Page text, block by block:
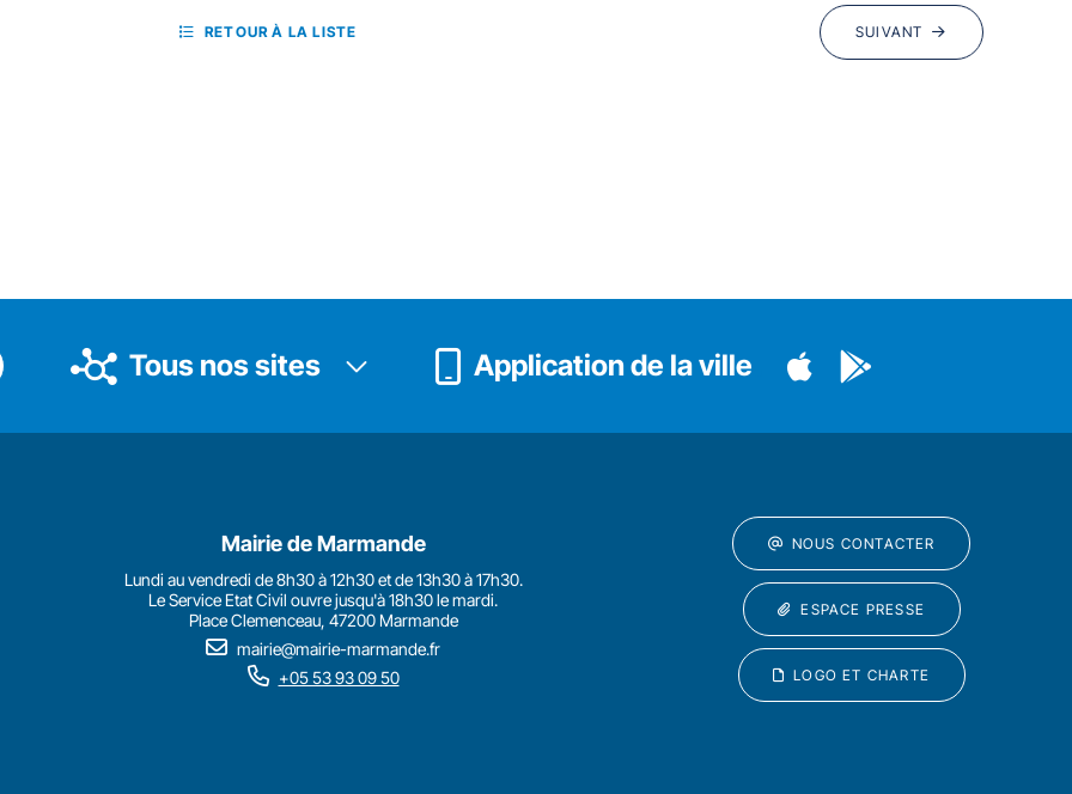
RETOUR À LA LISTE SUIVANT
Tous nos sites Application de la ville
Mairie de Marmande
Lundi au vendredi de 8h30 à 12h30 et de 13h30 à 17h30.
Le Service Etat Civil ouvre jusqu'à 18h30 le mardi.
Place Clemenceau, 47200 Marmande
mairie@mairie-marmande.fr
+05 53 93 09 50
NOUS CONTACTER
ESPACE PRESSE
LOGO ET CHARTE